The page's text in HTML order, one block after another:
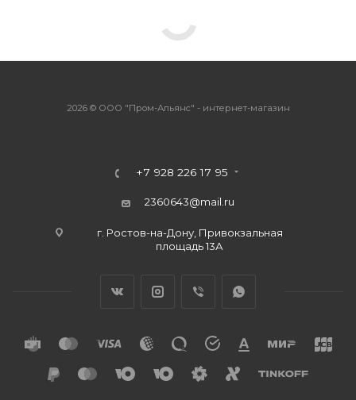
2026 © ООО "Пром-Альянс" - интернет-магазин
+7 928 226 17 95
2360643@mail.ru
г. Ростов-на-Дону, Привокзальная
площадь 13А